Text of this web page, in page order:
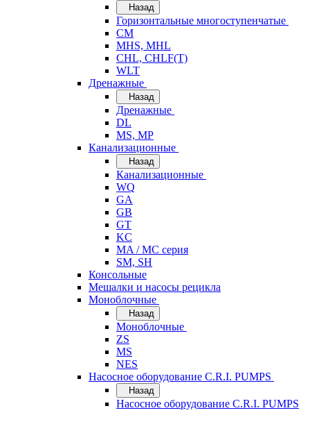
Назад
Горизонтальные многоступенчатые
CM
MHS, MHL
CHL, CHLF(T)
WLT
Дренажные
Назад
Дренажные
DL
MS, MP
Канализационные
Назад
Канализационные
WQ
GA
GB
GT
KC
MA / MC серия
SM, SH
Консольные
Мешалки и насосы рецикла
Моноблочные
Назад
Моноблочные
ZS
MS
NES
Насосное оборудование C.R.I. PUMPS
Назад
Насосное оборудование C.R.I. PUMPS